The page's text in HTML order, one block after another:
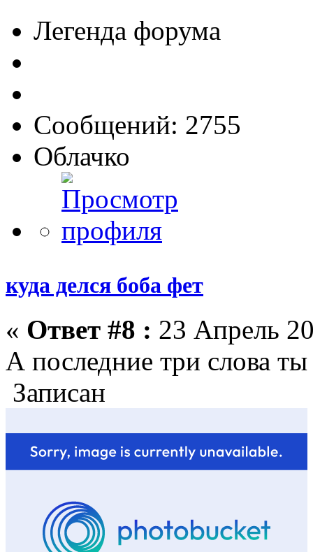
Легенда форума
Сообщений: 2755
Облачко
куда делся боба фет
« Ответ #8 : 23 Апрель
А последние три слова
Записан